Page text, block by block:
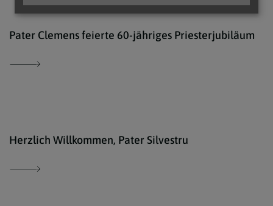
Pater Clemens feierte 60-jähriges Priesterjubiläum
Herzlich Willkommen, Pater Silvestru